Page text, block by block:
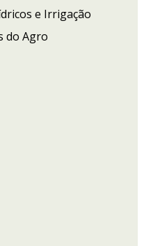
e Irrigação
do Agro